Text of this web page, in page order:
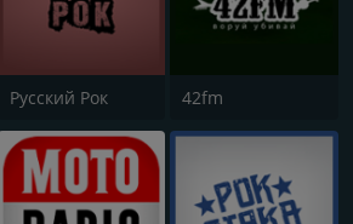
Русский Рок 42fm